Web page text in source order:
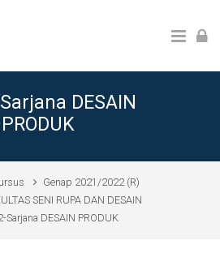
DESAIN
PRODUK
Genap 2021/2022 (R)
SENI RUPA DAN DESAIN
Sarjana DESAIN PRODUK